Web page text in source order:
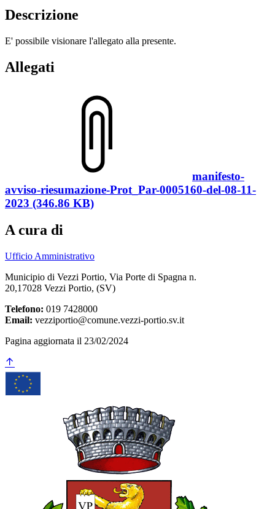
Descrizione
E' possibile visionare l'allegato alla presente.
Allegati
manifesto-
avviso-riesumazione-Prot_Par-0005160-del-08-11-
2023 (346.86 KB)
A cura di
Ufficio Amministrativo
Municipio di Vezzi Portio, Via Porte di Spagna n.
20,17028 Vezzi Portio, (SV)
Telefono: 019 7428000
Email: vezziportio@comune.vezzi-portio.sv.it
Pagina aggiornata il 23/02/2024